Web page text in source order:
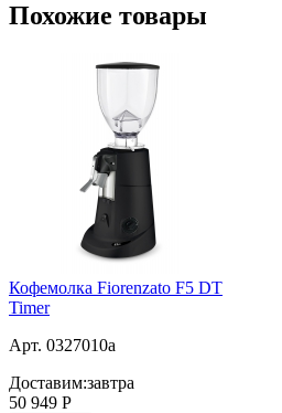
Похожие товары
Кофемолка Fiorenzato F5 DT
Timer
Арт. 0327010a
Доставим:завтра
50 949 Р